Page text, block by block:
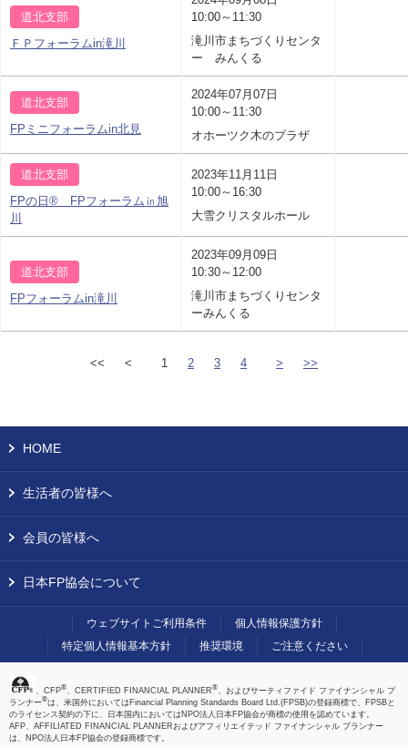
道北支部
ＦＰフォーラムin滝川
10:00～11:30
滝川市まちづくりセンタ
ー みんくる
道北支部
FPミニフォーラムin北見
2024年07月07日
10:00～11:30
オホーツク木のプラザ
道北支部
FPの日® FPフォーラム㏌旭
川
2023年11月11日
10:00～16:30
大雪クリスタルホール
道北支部
FPフォーラムin滝川
2023年09月09日
10:30～12:00
滝川市まちづくりセンタ
ーみんくる
<< < 1 2 3 4 > >>
HOME
生活者の皆様へ
会員の皆様へ
日本FP協会について
ウェブサイトご利用条件
個人情報保護方針
特定個人情報基本方針
推奨環境 ご注意ください
、CFP®、CERTIFIED FINANCIAL PLANNER®、およびサーティファイド ファイナンシャル プ
ランナー®は、米国外においてはFinancial Planning Standards Board Ltd.(FPSB)の登録商標で、FPSBと
のライセンス契約の下に、日本国内においてはNPO法人日本FP協会が商標の使用を認めています。
AFP、AFFILIATED FINANCIAL PLANNERおよびアフィリエイテッド ファイナンシャル プランナー
は、NPO法人日本FP協会の登録商標です。